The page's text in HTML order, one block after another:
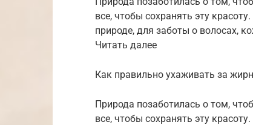
все, чтобы сохранять эту
природе, для заботы о волосах,
Читать далее
Как правильно ухаживать за
Природа позаботилась о том,
все, чтобы сохранять эту